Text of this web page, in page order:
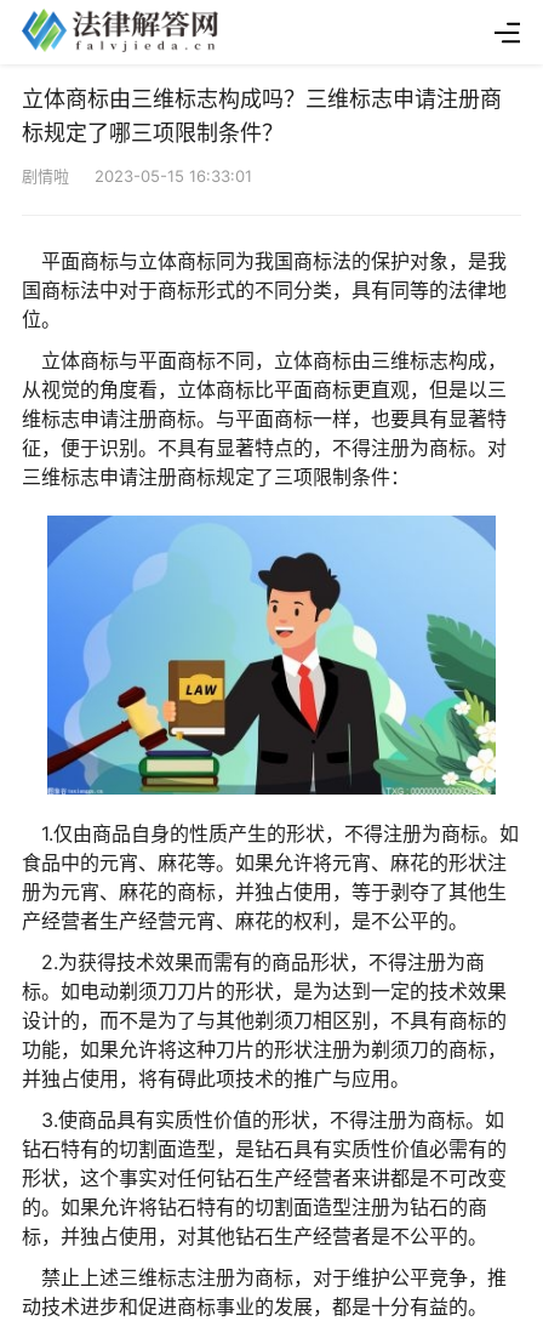
立体商标由三维标志构成吗？三维标志申请注册商
标规定了哪三项限制条件？
剧情啦 2023-05-15 16:33:01
平面商标与立体商标同为我国商标法的保护对象，是我
国商标法中对于商标形式的不同分类，具有同等的法律地
位。
立体商标与平面商标不同，立体商标由三维标志构成，
从视觉的角度看，立体商标比平面商标更直观，但是以三
维标志申请注册商标。与平面商标一样，也要具有显著特
征，便于识别。不具有显著特点的，不得注册为商标。对
三维标志申请注册商标规定了三项限制条件：
1.仅由商品自身的性质产生的形状，不得注册为商标。如
食品中的元宵、麻花等。如果允许将元宵、麻花的形状注
册为元宵、麻花的商标，并独占使用，等于剥夺了其他生
产经营者生产经营元宵、麻花的权利，是不公平的。
2.为获得技术效果而需有的商品形状，不得注册为商
标。如电动剃须刀刀片的形状，是为达到一定的技术效果
设计的，而不是为了与其他剃须刀相区别，不具有商标的
功能，如果允许将这种刀片的形状注册为剃须刀的商标，
并独占使用，将有碍此项技术的推广与应用。
3.使商品具有实质性价值的形状，不得注册为商标。如
钻石特有的切割面造型，是钻石具有实质性价值必需有的
形状，这个事实对任何钻石生产经营者来讲都是不可改变
的。如果允许将钻石特有的切割面造型注册为钻石的商
标，并独占使用，对其他钻石生产经营者是不公平的。
禁止上述三维标志注册为商标，对于维护公平竞争，推
动技术进步和促进商标事业的发展，都是十分有益的。